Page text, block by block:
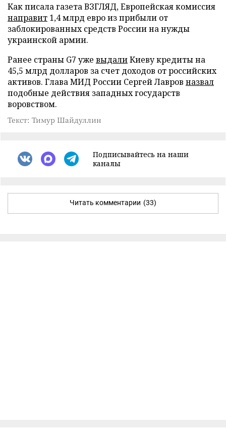
Как писала газета ВЗГЛЯД, Европейская комиссия
направит 1,4 млрд евро из прибыли от
заблокированных средств России на нужды
украинской армии.
Ранее страны G7 уже выдалиКиеву кредиты на
45,5 млрд долларов за счет доходов от российских
активов. Глава МИД России Сергей Лавров назвал
подобные действия западных государств
воровством.
Текст: Тимур Шайдуллин
Подписывайтесь на наши
каналы
Читать комментарии (33)